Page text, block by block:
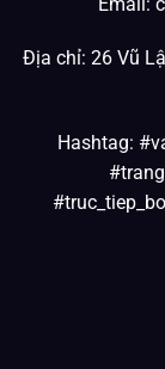
Địa chỉ: 26 Vũ
Hashtag: